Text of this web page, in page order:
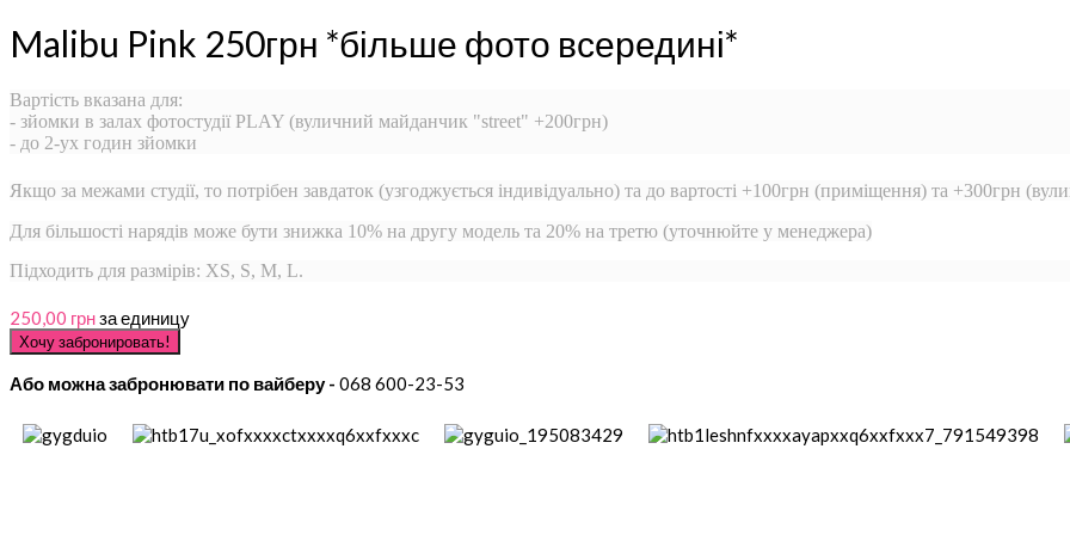
Malibu Pink 250грн *більше фото всередині*
Вартість вказана для:
- зйомки в залах фотостудії PLAY (вуличний майданчик "street" +200грн)
- до 2-ух годин зйомки
Якщо за межами студії, то потрібен завдаток (узгоджується індивідуально) та до вартості +100грн (приміщення) та +300грн
Для більшості нарядів може бути знижка 10% на другу модель та 20% на третю (уточнюйте у менеджера)
Підходить для размірів: XS, S, M, L.
250,00 грнза единицу
Або можна забронювати по вайберу - 068 600-23-53